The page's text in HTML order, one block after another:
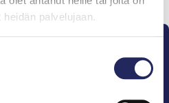
palvelujaan.